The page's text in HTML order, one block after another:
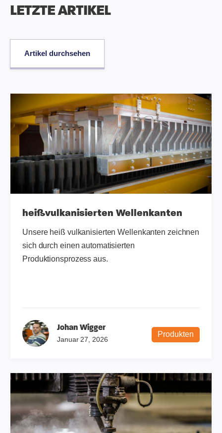
LETZTE ARTIKEL
Artikel durchsehen
heißvulkanisierten Wellenkanten
Unsere heiß vulkanisierten Wellenkanten zeichnen
sich durch einen automatisierten
Produktionsprozess aus.
Johan Wigger
Januar 27, 2026
Produkten